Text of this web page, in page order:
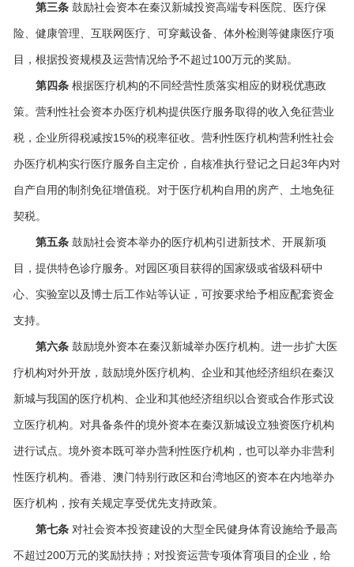
第三条鼓励社会资本在秦汉新城投资高端专科医院、医疗保
险、健康管理、互联网医疗、可穿戴设备、体外检测等健康医疗项
目，根据投资规模及运营情况给予不超过100万元的奖励。
第四条根据医疗机构的不同经营性质落实相应的财税优惠政
策。营利性社会资本办医疗机构提供医疗服务取得的收入免征营业
税，企业所得税减按15%的税率征收。营利性医疗机构营利性社会
办医疗机构实行医疗服务自主定价，自核准执行登记之日起3年内对
自产自用的制剂免征增值税。对于医疗机构自用的房产、土地免征
契税。
第五条鼓励社会资本举办的医疗机构引进新技术、开展新项
目，提供特色诊疗服务。对园区项目获得的国家级或省级科研中
心、实验室以及博士后工作站等认证，可按要求给予相应配套资金
支持。
第六条鼓励境外资本在秦汉新城举办医疗机构。进一步扩大医
疗机构对外开放，鼓励境外医疗机构、企业和其他经济组织在秦汉
新城与我国的医疗机构、企业和其他经济组织以合资或合作形式设
立医疗机构。对具备条件的境外资本在秦汉新城设立独资医疗机构
进行试点。境外资本既可举办营利性医疗机构，也可以举办非营利
性医疗机构。香港、澳门特别行政区和台湾地区的资本在内地举办
医疗机构，按有关规定享受优先支持政策。
第七条对社会资本投资建设的大型全民健身体育设施给予最高
不超过200万元的奖励扶持；对投资运营专项体育项目的企业，给